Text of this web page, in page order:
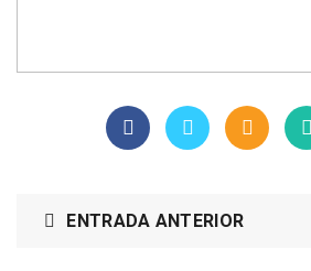
ENTRADA ANTERIOR